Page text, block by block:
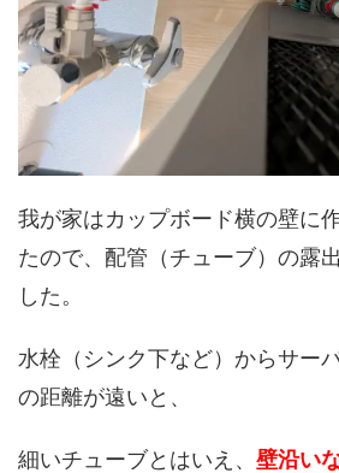
我が家はカップボード横の壁に
たので、配管（チューブ）の露
した。
水栓（シンク下など）からサー
の距離が遠いと、
細いチューブとはいえ、 壁沿い